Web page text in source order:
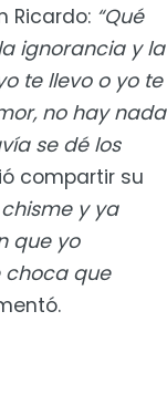
Ricardo: “Qué
ignorancia y la
te llevo o yo te
no hay nada
se dé los
compartir su
y ya
que yo
choca que